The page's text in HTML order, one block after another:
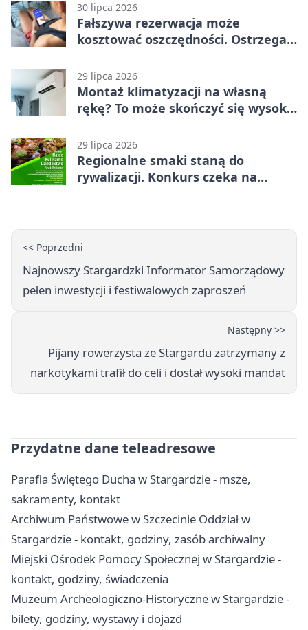
30 lipca 2026
Fałszywa rezerwacja może
kosztować oszczędności. Ostrzega
29 lipca 2026
Montaż klimatyzacji na własną
rękę? To może skończyć się wysoką
29 lipca 2026
Regionalne smaki staną do
rywalizacji. Konkurs czeka na
<< Poprzedni
Najnowszy Stargardzki Informator Samorządowy
pełen inwestycji i festiwalowych zaproszeń
Następny >>
Pijany rowerzysta ze Stargardu zatrzymany z
narkotykami trafił do celi i dostał wysoki mandat
Przydatne dane teleadresowe
Parafia Świętego Ducha w Stargardzie - msze,
sakramenty, kontakt
Archiwum Państwowe w Szczecinie Oddział w
Stargardzie - kontakt, godziny, zasób archiwalny
Miejski Ośrodek Pomocy Społecznej w Stargardzie -
kontakt, godziny, świadczenia
Muzeum Archeologiczno-Historyczne w Stargardzie -
bilety, godziny, wystawy i dojazd